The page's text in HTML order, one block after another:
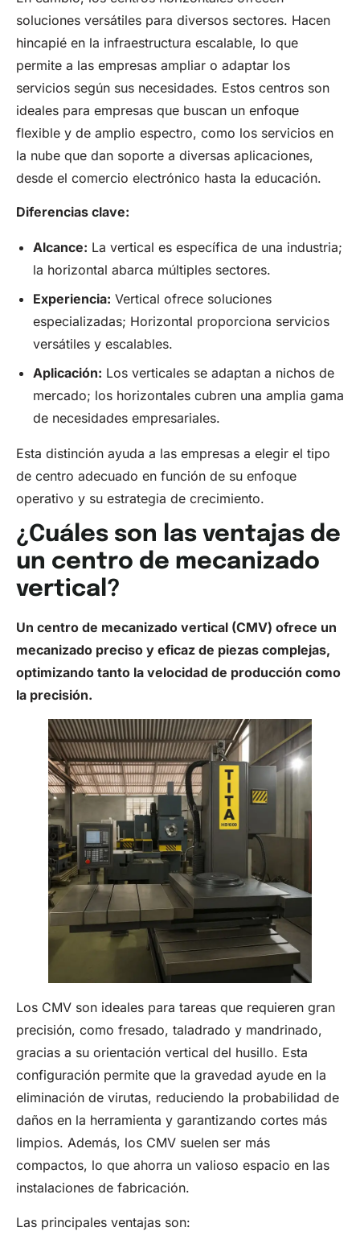
soluciones versátiles para diversos sectores. Hacen
hincapié en la infraestructura escalable, lo que
permite a las empresas ampliar o adaptar los
servicios según sus necesidades. Estos centros son
ideales para empresas que buscan un enfoque
flexible y de amplio espectro, como los servicios en
la nube que dan soporte a diversas aplicaciones,
desde el comercio electrónico hasta la educación.
Diferencias clave:
Alcance: La vertical es específica de una industria;
la horizontal abarca múltiples sectores.
Experiencia: Vertical ofrece soluciones
especializadas; Horizontal proporciona servicios
versátiles y escalables.
Aplicación: Los verticales se adaptan a nichos de
mercado; los horizontales cubren una amplia gama
de necesidades empresariales.
Esta distinción ayuda a las empresas a elegir el tipo
de centro adecuado en función de su enfoque
operativo y su estrategia de crecimiento.
¿Cuáles son las ventajas de
un centro de mecanizado
vertical?
Un centro de mecanizado vertical (CMV) ofrece un
mecanizado preciso y eficaz de piezas complejas,
optimizando tanto la velocidad de producción como
la precisión.
Los CMV son ideales para tareas que requieren gran
precisión, como fresado, taladrado y mandrinado,
gracias a su orientación vertical del husillo. Esta
configuración permite que la gravedad ayude en la
eliminación de virutas, reduciendo la probabilidad de
daños en la herramienta y garantizando cortes más
limpios. Además, los CMV suelen ser más
compactos, lo que ahorra un valioso espacio en las
instalaciones de fabricación.
Las principales ventajas son: